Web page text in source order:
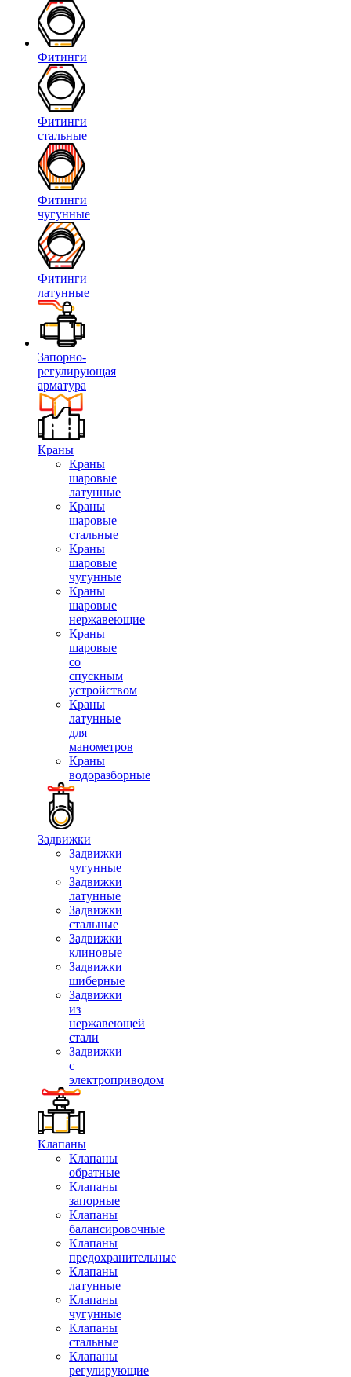
Фитинги
Фитинги
стальные
Фитинги
чугунные
Фитинги
латунные
Запорно-
регулирующая
арматура
Краны
Краны
шаровые
латунные
Краны
шаровые
стальные
Краны
шаровые
чугунные
Краны
шаровые
нержавеющие
Краны
шаровые
со
спускным
устройством
Краны
латунные
для
манометров
Краны
водоразборные
Задвижки
Задвижки
чугунные
Задвижки
латунные
Задвижки
стальные
Задвижки
клиновые
Задвижки
шиберные
Задвижки
из
нержавеющей
стали
Задвижки
с
электроприводом
Клапаны
Клапаны
обратные
Клапаны
запорные
Клапаны
балансировочные
Клапаны
предохранительные
Клапаны
латунные
Клапаны
чугунные
Клапаны
стальные
Клапаны
регулирующие